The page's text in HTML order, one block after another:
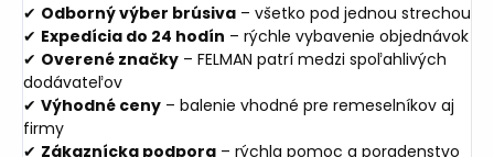
✔ Odborný výber brúsiva – všetko pod jednou strechou
✔ Expedícia do 24 hodín – rýchle vybavenie objednávok
✔ Overené značky – FELMAN patrí medzi spoľahlivých
dodávateľov
✔ Výhodné ceny – balenie vhodné pre remeselníkov aj
firmy
✔ Zákaznícka podpora – rýchla pomoc a poradenstvo